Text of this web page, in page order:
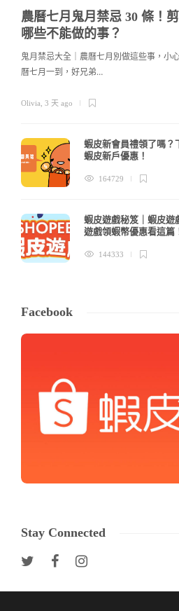
農曆七月鬼月禁忌 30 條！
哪些不能做的事？
鬼月禁忌大全｜農曆七月別做這些事，小
曆七月一到，好兄弟…
Olivia 3 天 ago
蝦皮新會員禮領了嗎？
蝦皮新戶優惠！
164729
蝦皮遊戲秘笈｜蝦皮遊
遊戲領蝦幣優惠看這篇
144333
Facebook
Stay Connected